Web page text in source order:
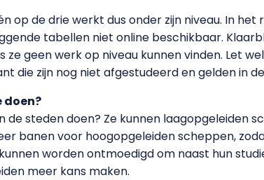
op de drie werkt dus onder zijn niveau. In
tabellen niet online beschikbaar.
ze geen werk op niveau kunnen vinden. Let
die zijn nog niet afgestudeerd en gelden in
doen?
de steden doen? Ze kunnen laagopgeleiden
banen voor hoogopgeleiden scheppen,
worden ontmoedigd om naast hun
meer kans maken.